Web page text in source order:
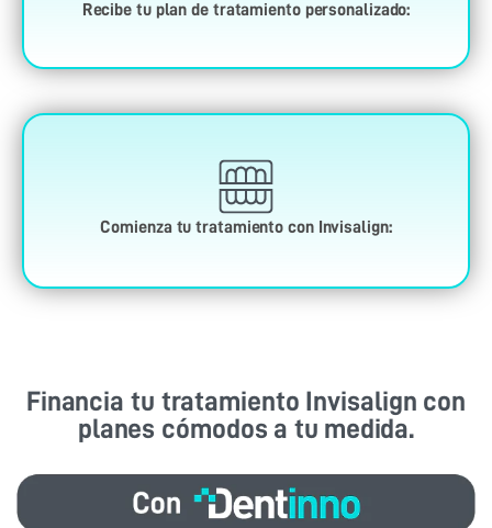
Recibe tu plan de tratamiento personalizado:
Comienza tu tratamiento con Invisalign:
Financia tu tratamiento Invisalign con
planes cómodos a tu medida.